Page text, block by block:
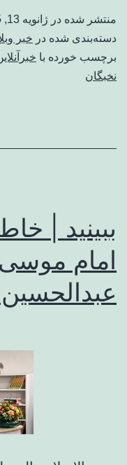
منتشر شده در ژانویه 13, 2025
دسته‌بندی شده در خبر
برچسب خورده با
نخبگان
ببینید |
امام